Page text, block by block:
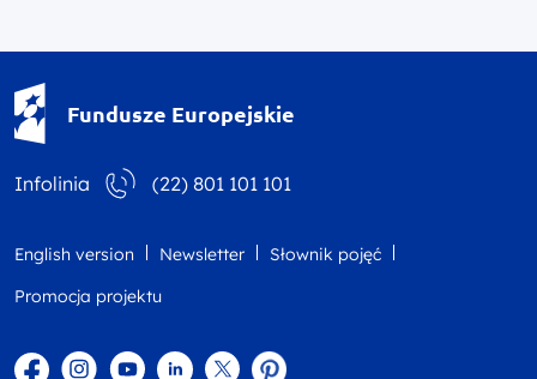
Fundusze Europejskie
Infolinia (22) 801 101 101
English version Newsletter
Słownik pojęć
Promocja projektu
FacebookInstagram
YouTubeLinkedintwitterPinterest